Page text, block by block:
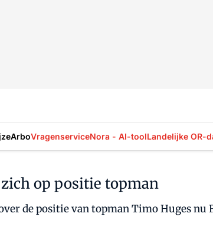
ArboVragenserviceNora - AI-toolLandelijke OR-
zich op positie topman
de positie van topman Timo Huges